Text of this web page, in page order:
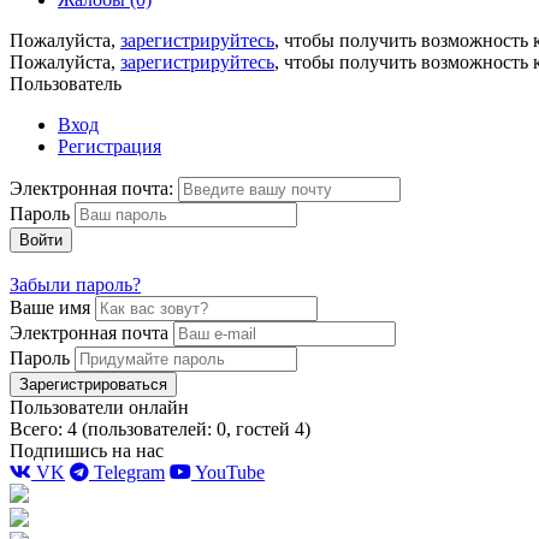
Пожалуйста, зарегистрируйтесь, чтобы получить возможность
Пожалуйста, зарегистрируйтесь, чтобы получить возможность
Пользователь
Вход
Регистрация
Электронная почта:
Пароль
Войти
Забыли пароль?
Ваше имя
Электронная почта
Пароль
Зарегистрироваться
Пользователи онлайн
Всего: 4 (пользователей: 0, гостей 4)
Подпишись на нас
VK
Telegram YouTube